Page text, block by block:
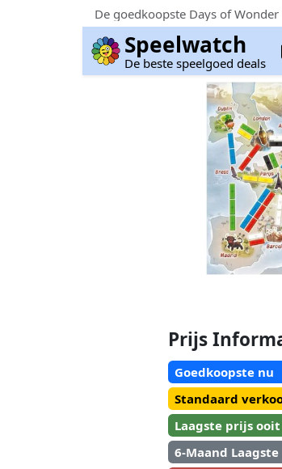
De goedkoopste Days of
Speelwatch
De beste speelgoed deals
Prijs
Goedkoopste nu
Standaard
Laagste prijs ooit
6-Maand Laagste